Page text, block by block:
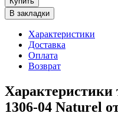
В закладки
Характеристики
Доставка
Оплата
Возврат
Характеристики
1306-04 Naturel